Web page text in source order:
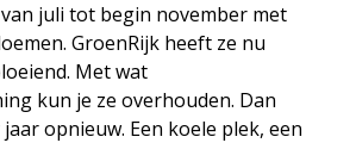
juli tot begin november met
GroenRijk heeft ze nu
Met wat
kun je ze overhouden. Dan
opnieuw. Een koele plek, een